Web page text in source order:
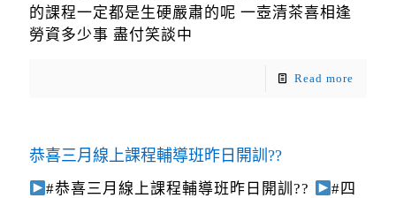
的課程一定都是生硬嚴肅的呢 一壺清茶喜相逢
勞資多少事 盡付笑談中
Read more
恭喜三月線上課程輔導班昨日開訓??
#恭喜三月線上課程輔導班昨日開訓??
#四